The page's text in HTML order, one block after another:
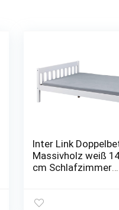
Inter Link
Massivholz weiß
cm Schlafzimmer